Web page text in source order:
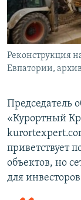
Реконструкция
Евпатории,
Председатель
«Курортный
приветствует
объектов, но
для